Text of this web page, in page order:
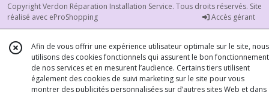
Copyright Verdon Réparation Installation Service. Tous droits réservés. Site
réalisé avec eProShopping Accès gérant
Afin de vous offrir une expérience utilisateur optimale sur le site, nous
utilisons des cookies fonctionnels qui assurent le bon fonctionnement
de nos services et en mesurent l’audience. Certains tiers utilisent
également des cookies de suivi marketing sur le site pour vous
montrer des publicités personnalisées sur d’autres sites Web et dans